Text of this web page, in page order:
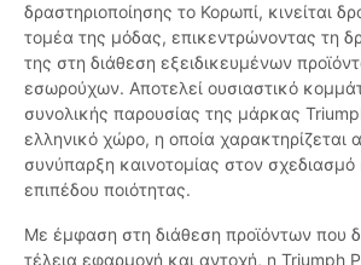
δραστηριοποίησης το Κορωπί, κινείται
τομέα της μόδας, επικεντρώνοντας τη
της στη διάθεση εξειδικευμένων
εσωρούχων. Αποτελεί ουσιαστικό
συνολικής παρουσίας της μάρκας
ελληνικό χώρο, η οποία χαρακτηρίζεται
συνύπαρξη καινοτομίας στον σχεδιασμό
επιπέδου ποιότητας.
Με έμφαση στη διάθεση προϊόντων που
τέλεια εφαρμογή και αντοχή, η Triumph